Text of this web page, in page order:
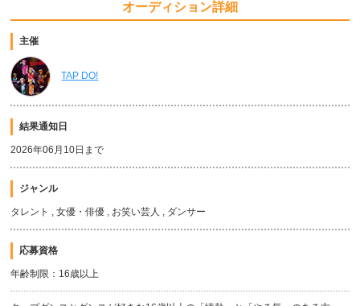
オーディション詳細
主催
TAP DO!
結果通知日
2026年06月10日まで
ジャンル
タレント , 女優・俳優 , お笑い芸人 , ダンサー
応募資格
年齢制限：16歳以上